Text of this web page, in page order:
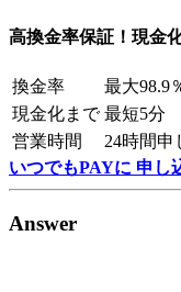
高換金率保証！現金
換金率
最大98.9
現金化まで 最短5分
営業時間
24時間申
いつでもPAYに 申し
Answer